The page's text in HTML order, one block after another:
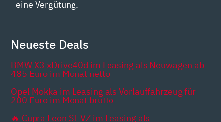
eine Vergütung.
Neueste Deals
BMW X3 xDrive40d im Leasing als Neuwagen ab
485 Euro im Monat netto
Opel Mokka im Leasing als Vorlauffahrzeug für
200 Euro im Monat brutto
🔥 Cupra Leon ST VZ im Leasing als